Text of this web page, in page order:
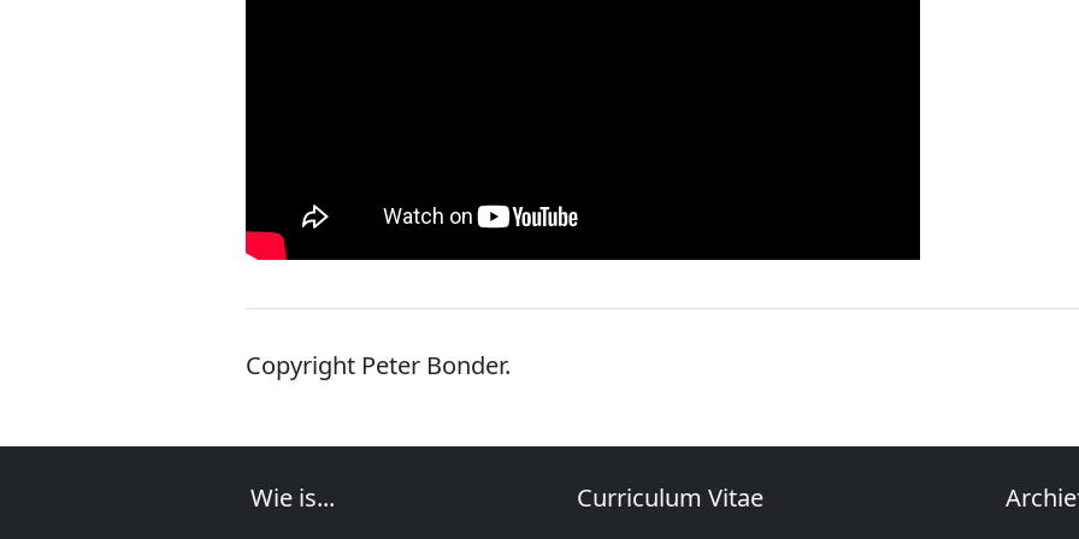
Copyright Peter Bonder.
Wie is... Curriculum Vitae